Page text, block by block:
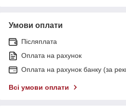
Умови оплати
Післяплата
Оплата на рахунок
Оплата на рахунок банку (за
Всі умови оплати